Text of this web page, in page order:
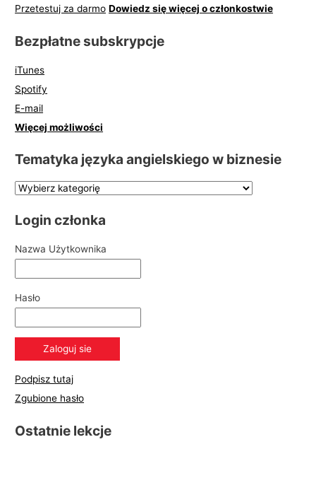
Przetestuj za darmo Dowiedz się więcej o członkostwie
Bezpłatne subskrypcje
iTunes
Spotify
E-mail
Więcej możliwości
Tematyka języka angielskiego w biznesie
Login członka
Nazwa Użytkownika
Hasło
Podpisz tutaj
Zgubione hasło
Ostatnie lekcje